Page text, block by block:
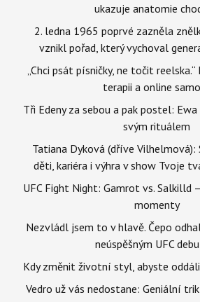
ukazuje anatomie
2. ledna 1965 poprvé zazněla
vznikl pořad, který vychoval
„Chci psát písničky, ne točit
terapii a online
Tři Edeny za sebou a pak postel:
svým rituálem
Tatiana Dyková (dříve Vilhelmová):
děti, kariéra i výhra v show Tvoje
UFC Fight Night: Gamrot vs. Salkilld
momenty
Nezvládl jsem to v hlavě. Čepo
neúspěšným UFC
Kdy změnit životní styl, abyste
Vedro už vás nedostane: Geniální